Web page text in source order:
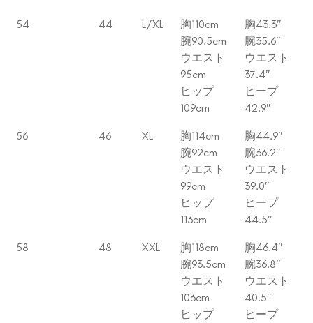
54 44 L/XL
胸110cm
腕90.5cm
ウエスト
95cm
ヒップ
109cm
胸43.3″
腕35.6″
ウエスト
37.4″
ヒープ
42.9″
56 46 XL
胸114cm
腕92cm
ウエスト
99cm
ヒップ
113cm
胸44.9″
腕36.2″
ウエスト
39.0″
ヒープ
44.5″
58 48 XXL
胸118cm
腕93.5cm
ウエスト
103cm
ヒップ
胸46.4″
腕36.8″
ウエスト
40.5″
ヒープ